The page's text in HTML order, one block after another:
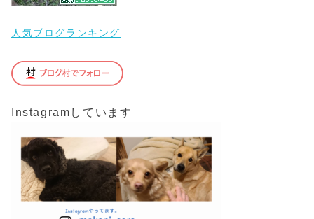
人気ブログランキング
Instagramしています